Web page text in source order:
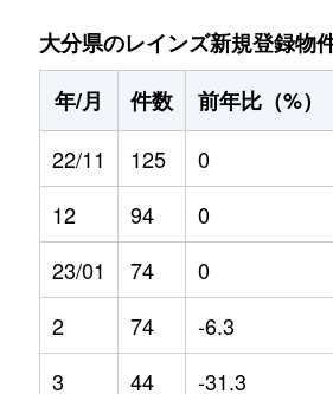
大分県のレインズ新規登録物
年/月
件数 前年比（%）
22/11
125 0
12
94 0
23/01
74 0
2
74 -6.3
3
44 -31.3